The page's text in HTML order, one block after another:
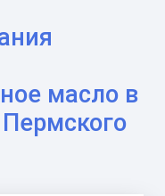
масло в